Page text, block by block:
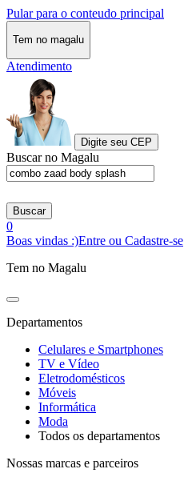
Pular para o conteudo principal
Tem no magalu
Atendimento
Digite seu CEP
Buscar no Magalu
Buscar
0
Boas vindas :)Entre ou Cadastre-se
Tem no Magalu
Departamentos
Celulares e Smartphones
TV e Vídeo
Eletrodomésticos
Móveis
Informática
Moda
Todos os departamentos
Nossas marcas e parceiros